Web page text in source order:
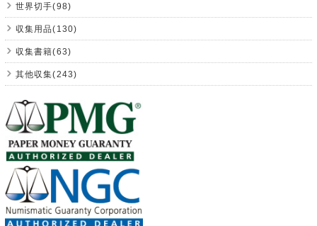
世界切手(98)
収集用品(130)
収集書籍(63)
其他収集(243)